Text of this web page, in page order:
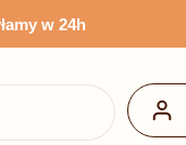
w 24h